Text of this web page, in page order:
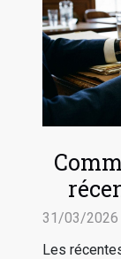
31/03/2026
Les